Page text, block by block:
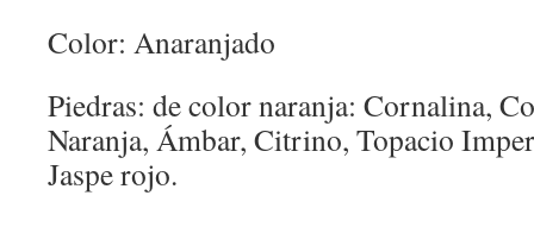
Color: Anaranjado
Piedras: de color naranja: Cornalina,
Naranja, Ámbar, Citrino, Topacio
Jaspe rojo.